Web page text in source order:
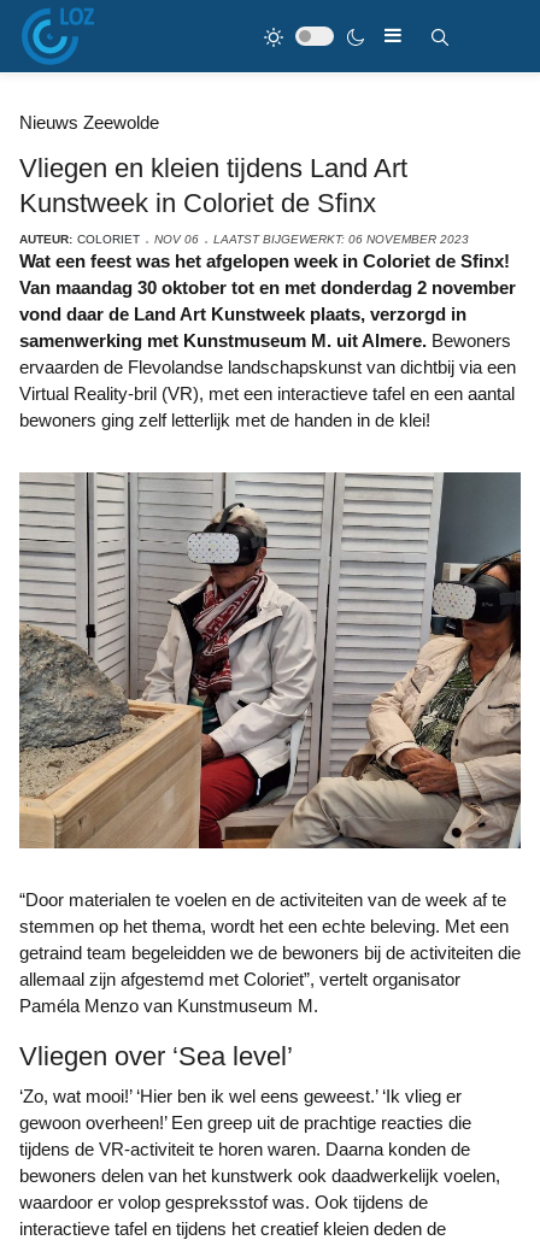
Nieuws Zeewolde
Vliegen en kleien tijdens Land Art
Kunstweek in Coloriet de Sfinx
AUTEUR: COLORIET NOV 06 LAATST BIJGEWERKT: 06 NOVEMBER 2023
Wat een feest was het afgelopen week in Coloriet de Sfinx!
Van maandag 30 oktober tot en met donderdag 2 november
vond daar de Land Art Kunstweek plaats, verzorgd in
samenwerking met Kunstmuseum M. uit Almere. Bewoners
ervaarden de Flevolandse landschapskunst van dichtbij via een
Virtual Reality-bril (VR), met een interactieve tafel en een aantal
bewoners ging zelf letterlijk met de handen in de klei!
“Door materialen te voelen en de activiteiten van de week af te
stemmen op het thema, wordt het een echte beleving. Met een
getraind team begeleidden we de bewoners bij de activiteiten die
allemaal zijn afgestemd met Coloriet”, vertelt organisator
Paméla Menzo van Kunstmuseum M.
Vliegen over ‘Sea level’
‘Zo, wat mooi!’ ‘Hier ben ik wel eens geweest.’ ‘Ik vlieg er
gewoon overheen!’ Een greep uit de prachtige reacties die
tijdens de VR-activiteit te horen waren. Daarna konden de
bewoners delen van het kunstwerk ook daadwerkelijk voelen,
waardoor er volop gespreksstof was. Ook tijdens de
interactieve tafel en tijdens het creatief kleien deden de